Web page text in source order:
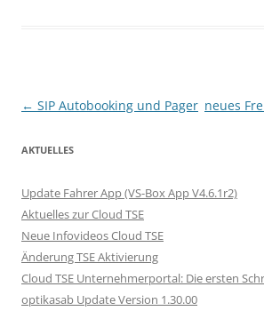
Beitrags-Navigation
← SIP Autobooking und Pager neues
AKTUELLES
Update Fahrer App (VS-Box App V4.6.1r2)
Aktuelles zur Cloud TSE
Neue Infovideos Cloud TSE
Änderung TSE Aktivierung
Cloud TSE Unternehmerportal: Die ersten
optikasab Update Version 1.30.00